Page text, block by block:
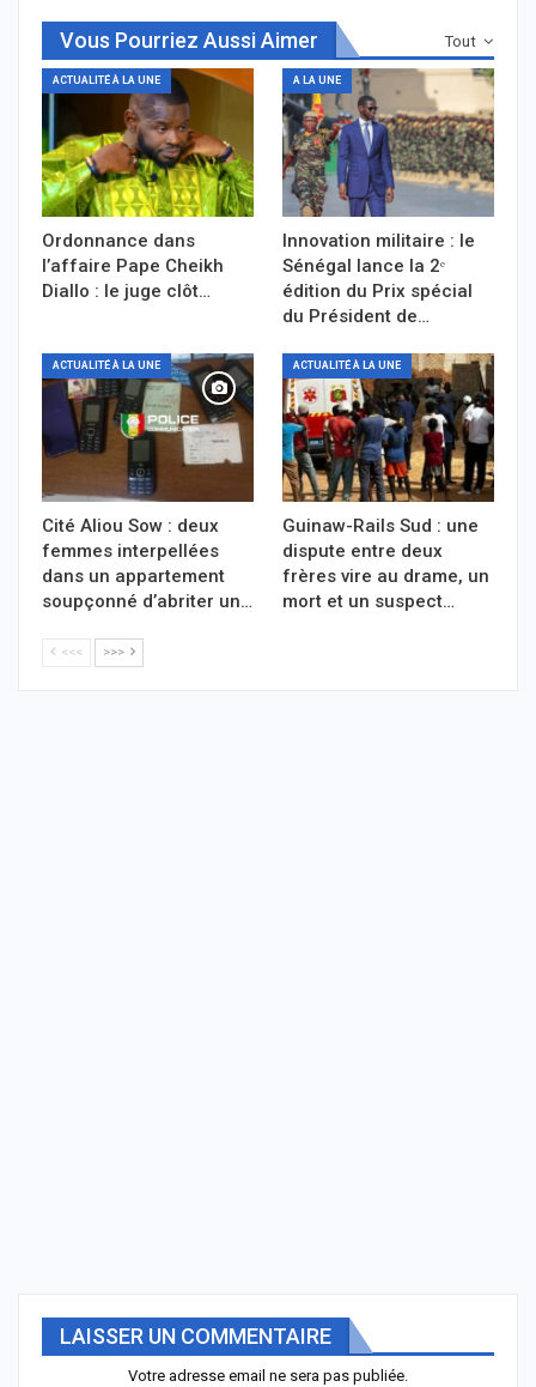
Tout
Vous Pourriez Aussi Aimer
ACTUALITÉ À LA UNE
Ordonnance dans
l’affaire Pape Cheikh
Diallo : le juge clôt…
A LA UNE
Innovation militaire : le
Sénégal lance la 2ᵉ
édition du Prix spécial
du Président de…
ACTUALITÉ À LA UNE
Cité Aliou Sow : deux
femmes interpellées
dans un appartement
soupçonné d’abriter un…
ACTUALITÉ À LA UNE
Guinaw-Rails Sud : une
dispute entre deux
frères vire au drame, un
mort et un suspect…
<<< >>>
LAISSER UN COMMENTAIRE
Votre adresse email ne sera pas publiée.